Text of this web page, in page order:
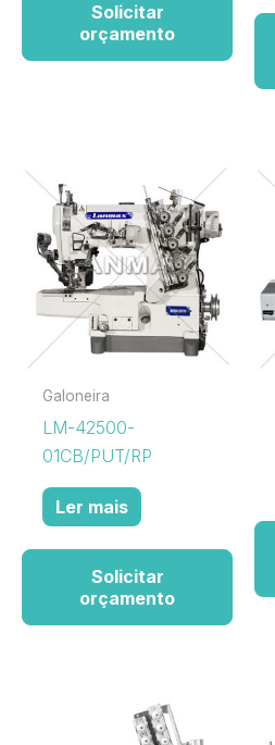
Solicitar
orçamento
Galoneira
LM-42500-
01CB/PUT/RP
Ler mais
Solicitar
orçamento